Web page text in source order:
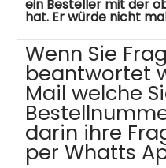
ein Besteller mit der
hat. Er würde nicht
Wenn Sie
beantwortet
Mail welche
darin ihre
per Whatts